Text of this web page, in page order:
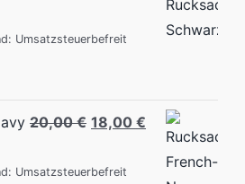
was:
is:
Umsatzsteuerbefreit
20,00€ Original
was:
18,00 €Current
price
Umsatzsteuerbefreit